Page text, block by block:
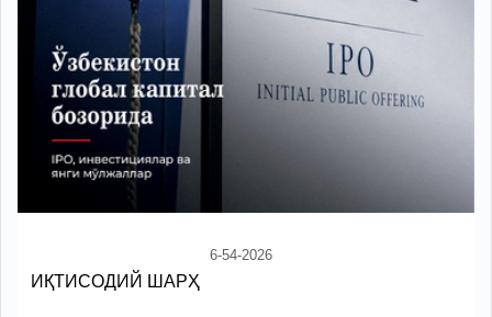
6-54-2026
ИҚТИСОДИЙ ШАРҲ